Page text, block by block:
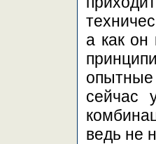
а как он
сейчас
ведь не